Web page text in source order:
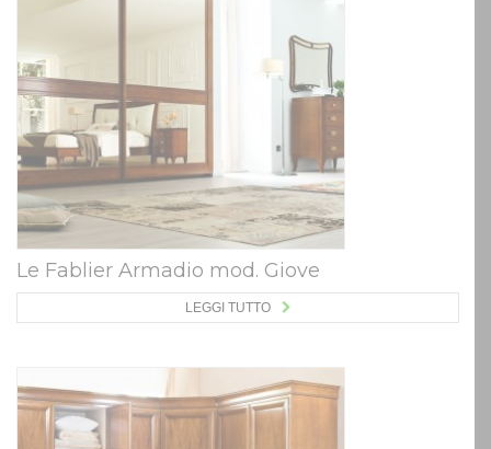
Le Fablier Armadio mod. Giove
LEGGI TUTTO